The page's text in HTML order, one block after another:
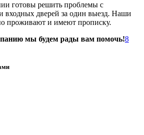
готовы решить проблемы с
входных дверей за один выезд. Наши
проживают и имеют прописку.
мы будем рады вам помочь!8